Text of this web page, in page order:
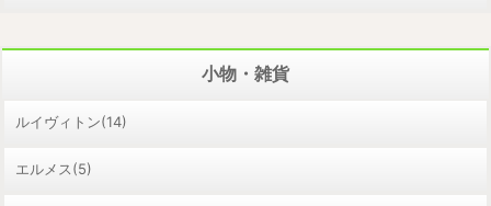
小物・雑貨
ルイヴィトン(14)
エルメス(5)